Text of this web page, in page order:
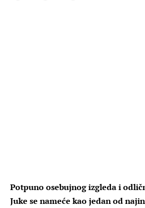
Potpuno osebujnog izgleda i
Juke se nameće kao jedan od